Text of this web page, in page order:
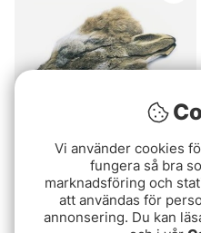
Hare - Mask med Öron
119 kr
Vi använder cookies
fungera så bra
marknadsföring och
att användas för
annonsering. Du kan